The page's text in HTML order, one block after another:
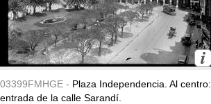
03399FMHGE - Plaza Independencia. Al centro:
entrada de la calle Sarandí.